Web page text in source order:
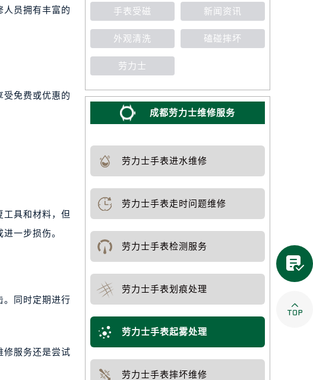
人员拥有丰富的
受免费或优惠的
工具和材料，但
一步损伤。
。同时定期进行
修服务还是尝试
手表受磁 新闻资讯
外观清洗 磕碰摔坏
劳力士
成都劳力士维修服务
劳力士手表进水维修
劳力士手表走时问题维修
劳力士手表检测服务
劳力士手表划痕处理
劳力士手表起雾处理
劳力士手表摔坏维修

